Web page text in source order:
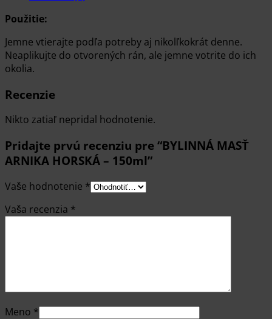
Použitie:
Jemne vtierajte podľa potreby aj nikolľkokrát denne.
Neaplikujte do otvorených rán, ale jemne votrite do ich
okolia.
Recenzie
Nikto zatiaľ nepridal hodnotenie.
Pridajte prvú recenziu pre “BYLINNÁ MASŤ
ARNIKA HORSKÁ – 150ml”
Vaše hodnotenie *
Vaša recenzia *
Meno *